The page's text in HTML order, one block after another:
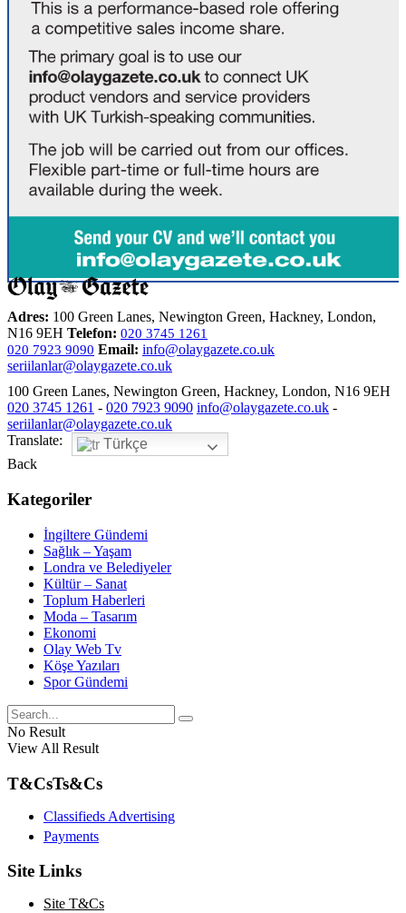
Adres: 100 Green Lanes, Newington Green, Hackney, London,
N16 9EH Telefon: 020 3745 1261
020 7923 9090 Email: info@olaygazete.co.uk
seriilanlar@olaygazete.co.uk
100 Green Lanes, Newington Green, Hackney, London, N16 9EH
020 3745 1261 - 020 7923 9090 info@olaygazete.co.uk -
seriilanlar@olaygazete.co.uk
Translate:
Türkçe
Back
Kategoriler
İngiltere Gündemi
Sağlık – Yaşam
Londra ve Belediyeler
Kültür – Sanat
Toplum Haberleri
Moda – Tasarım
Ekonomi
Olay Web Tv
Köşe Yazıları
Spor Gündemi
No Result
View All Result
T&CsTs&Cs
Classifieds Advertising
Payments
Site Links
Site T&Cs